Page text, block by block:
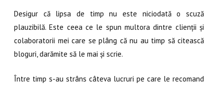
Desigur că lipsa de timp nu este niciodată o scuză
plauzibilă. Este ceea ce le spun multora dintre clienții și
colaboratorii mei care se plâng că nu au timp să citească
bloguri, darămite să le mai și scrie.
Între timp s-au strâns câteva lucruri pe care le recomand